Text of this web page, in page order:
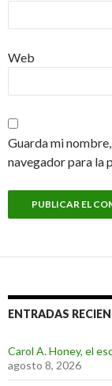
Web
Guarda mi
navegador para la
ENTRADAS
Carol A. Honey, el
agosto 8, 2026